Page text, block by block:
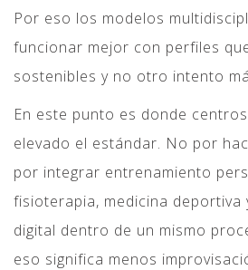
Por eso los modelos
funcionar mejor con perfiles
sostenibles y no otro intento
En este punto es donde
elevado el estándar. No por
por integrar entrenamiento
fisioterapia, medicina deportiva
digital dentro de un mismo
eso significa menos